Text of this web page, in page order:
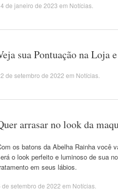
de janeiro de 2023 em Notícias
sua Pontuação na Loja
de setembro de 2022 em Notícias.
arrasar no look da
os batons da Abelha Rainha você
o look perfeito e luminoso de sua
em seus lábios.
de setembro de 2022 em Notícias.